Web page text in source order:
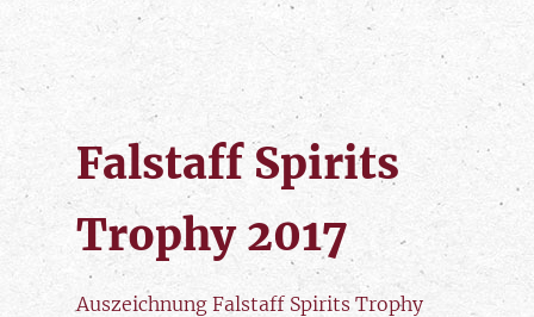
Falstaff Spirits
Trophy 2017
Auszeichnung Falstaff Spirits Trophy